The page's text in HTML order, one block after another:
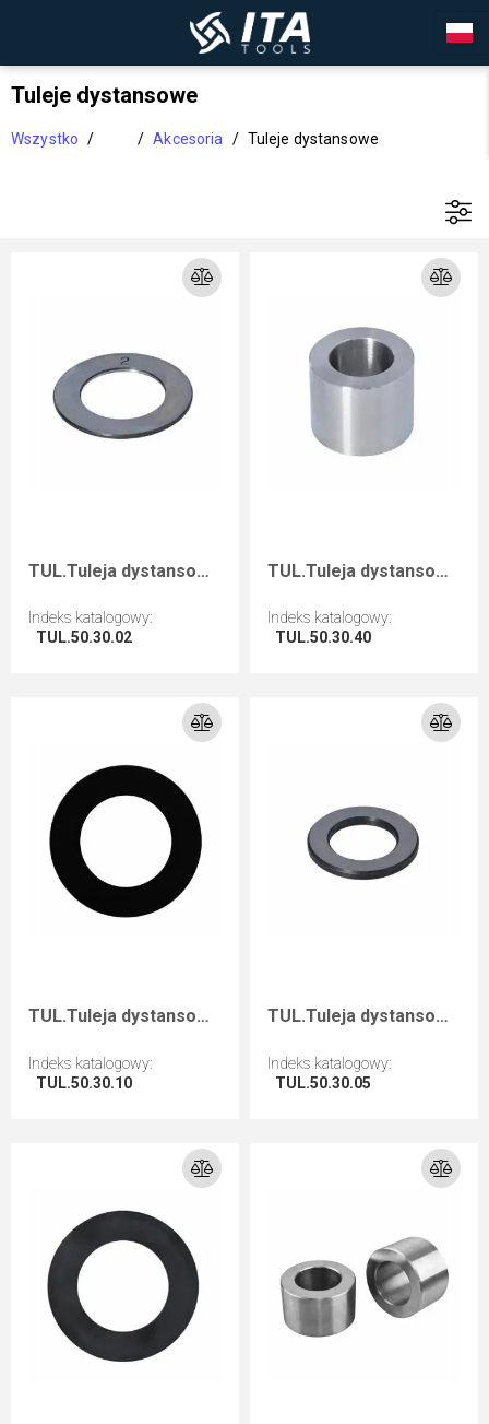
Tuleje dystansowe
Wszystko / / Akcesoria / Tuleje dystansowe
TUL.Tuleja dystansowa D=50 F=30 I=2
Indeks katalogowy:
TUL.50.30.02
TUL.Tuleja dystansowa D=50 F=30 I=40
Indeks katalogowy:
TUL.50.30.40
TUL.Tuleja dystansowa D=50 F=30 I=10
Indeks katalogowy:
TUL.50.30.10
TUL.Tuleja dystansowa D=50 F=30 I=5
Indeks katalogowy:
TUL.50.30.05